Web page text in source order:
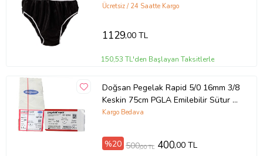
Ücretsiz / 24 Saatte Kargo
1129,00 TL
150,53 TL'den Başlayan Taksitlerle
Doğsan Pegelak Rapid 5/0 16mm 3/8
Keskin 75cm PGLA Emilebilir Sütur 1
Adet
Kargo Bedava
%20 500,00 TL 400,00 TL